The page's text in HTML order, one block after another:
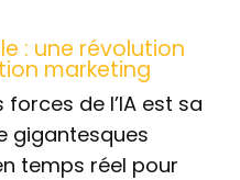
: une révolution
marketing
forces de l’IA est sa
gigantesques
temps réel pour